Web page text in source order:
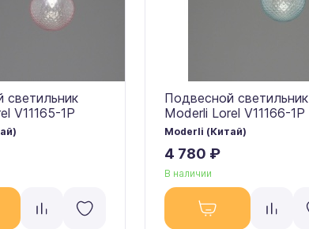
светильник
V11165-1P
Подвесной светильник
Moderli Lorel V11166-1P
Moderli (Китай)
4 780 ₽
В наличии